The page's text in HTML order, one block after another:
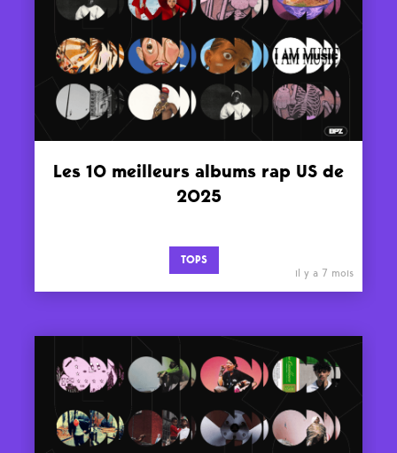
Les 10 meilleurs albums rap US de
2025
TOPS
il y a 7 mois